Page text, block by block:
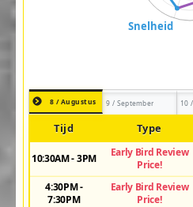
8 / Augustus 9 / September 10
Tijd Type
10:30AM - 3PM
Early Bird Review
Price!
4:30PM -
7:30PM
Early Bird Review
Price!